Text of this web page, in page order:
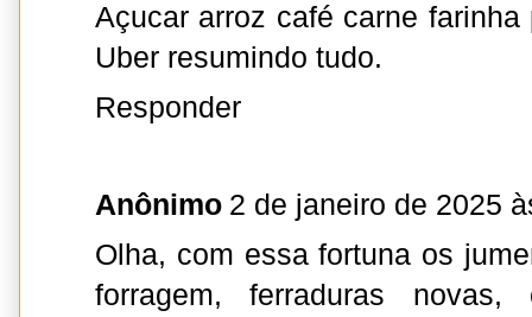
Açucar arroz café carne
Uber resumindo tudo.
Responder
Anônimo 2 de janeiro de 2025
Olha, com essa fortuna os
forragem, ferraduras novas,